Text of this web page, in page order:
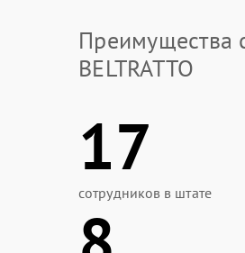
Преимущества
BELTRATTO
17
сотрудников в штате